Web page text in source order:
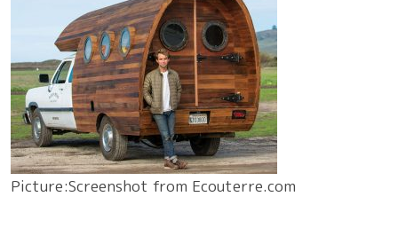
Picture:Screenshot from Ecouterre.com